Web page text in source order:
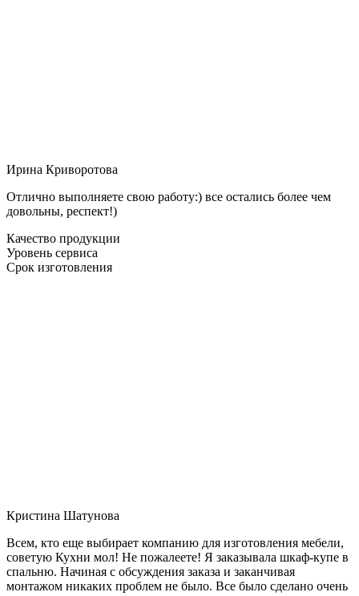
Ирина Криворотова
Отлично выполняете свою работу:) все остались более чем
довольны, респект!)
Качество продукции
Уровень сервиса
Срок изготовления
Кристина Шатунова
Всем, кто еще выбирает компанию для изготовления мебели,
советую Кухни мол! Не пожалеете! Я заказывала шкаф-купе в
спальню. Начиная с обсуждения заказа и заканчивая
монтажом никаких проблем не было. Все было сделано очень